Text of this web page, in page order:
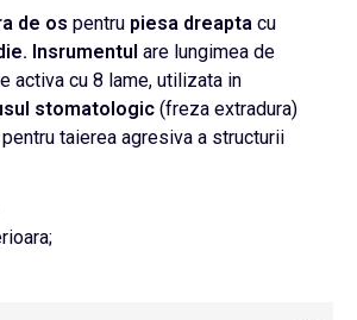
de os pentru piesa dreapta cu
Insrumentul are lungimea de
activa cu 8 lame, utilizata in
stomatologic (freza extradura)
taierea agresiva a structurii